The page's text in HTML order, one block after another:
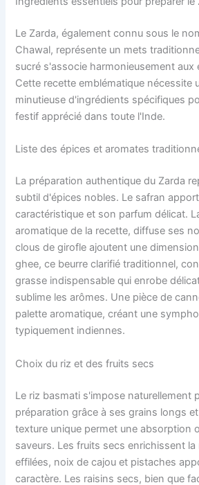
Le Zarda, également connu sous le
Chawal, représente un mets
sucré s'associe harmonieusement aux
Cette recette emblématique nécessite
minutieuse d'ingrédients spécifiques
festif apprécié dans toute l'Inde.
Liste des épices et aromates
La préparation authentique du Zarda
subtil d'épices nobles. Le safran
caractéristique et son parfum délicat.
aromatique de la recette, diffuse ses
clous de girofle ajoutent une
ghee, ce beurre clarifié traditionnel,
grasse indispensable qui enrobe
sublime les arômes. Une pièce de
palette aromatique, créant une
typiquement indiennes.
Choix du riz et des fruits secs
Le riz basmati s'impose naturellement
préparation grâce à ses grains longs
texture unique permet une absorption
saveurs. Les fruits secs enrichissent
effilées, noix de cajou et pistaches
caractère. Les raisins secs, bien que